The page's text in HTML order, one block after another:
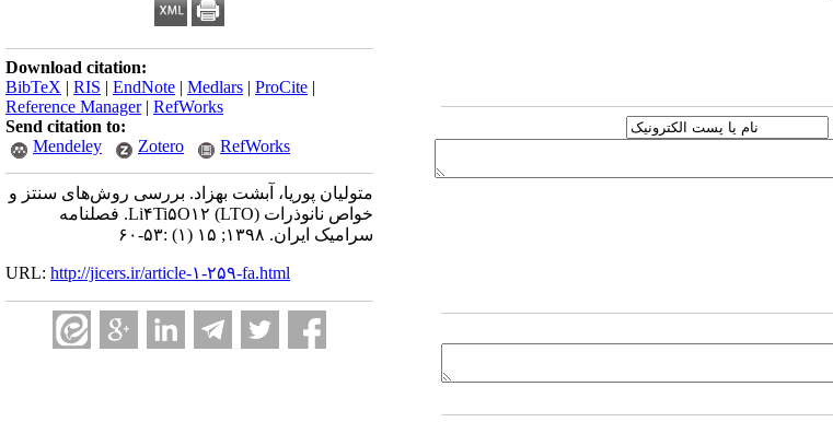
Download citation:
BibTeX | RIS | EndNote | Medlars | ProCite |
Reference Manager| RefWorks
Send citation to:
Mendeley
Zotero RefWorks
متولیان پوریا، آبشت بهزاد. بررسی روش‌های سنتز و
خواص نانوذرات Li۴Ti۵O۱۲ (LTO). فصلنامه
سرامیک ایران. ۱۳۹۸; ۱۵ (۱) :۵۳-۶۰
URL: http://jicers.ir/article-۱-۲۵۹-fa.html